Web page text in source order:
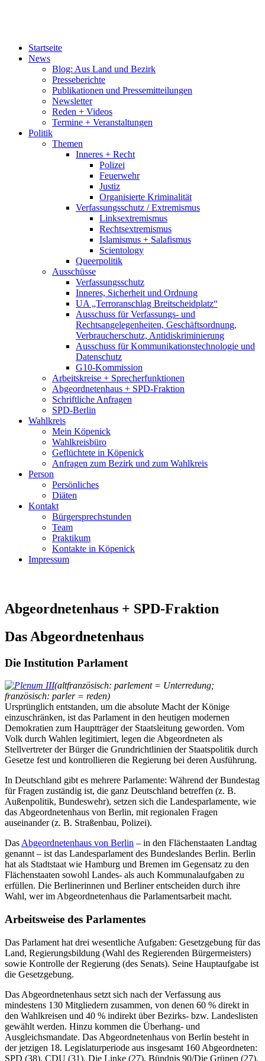
Startseite
News
Blog: Aus Land und Bezirk
Presseberichte
Publikationen und Pressemitteilungen
Newsletter
Reden + Videos
Termine + Veranstaltungen
Politik
Themen
Inneres + Recht
Polizei
Feuerwehr
Justiz
Organisierte Kriminalität
Verfassungsschutz / Extremismus
Linksextremismus
Rechtsextremismus
Islamismus + Salafismus
Scientology
Queerpolitik
Ausschüsse
Verfassungsschutz
Inneres, Sicherheit und Ordnung
UA „Terroranschlag Breitscheidplatz“
Ausschuss für Verfassungs- und
Rechtsangelegenheiten, Geschäftsordnung,
Verbraucherschutz, Antidiskriminierung
Ausschuss für Kommunikationstechnologie und
Datenschutz
G10-Kommission
Arbeitskreise + Sprecherfunktionen
Abgeordnetenhaus + SPD-Fraktion
Schriftliche Anfragen
SPD-Berlin
Wahlkreis
Mein Köpenick
Wahlkreisbüro
Geflüchtete in Köpenick
Anfragen zum Bezirk und zum Wahlkreis
Person
Persönliches
Diäten
Kontakt
Bürgersprechstunden
Team
Praktikum
Kontakte in Köpenick
Impressum
Abgeordnetenhaus + SPD-Fraktion
Das Abgeordnetenhaus
Die Institution Parlament
(altfranzösisch: parlement = Unterredung;
französisch: parler = reden)
Ursprünglich entstanden, um die absolute Macht der Könige
einzuschränken, ist das Parlament in den heutigen modernen
Demokratien zum Hauptträger der Staatsleitung geworden. Vom
Volk durch Wahlen legitimiert, legen die Abgeordneten als
Stellvertreter der Bürger die Grundrichtlinien der Staatspolitik durch
Gesetze fest und kontrollieren die Regierung bei deren Ausführung.
In Deutschland gibt es mehrere Parlamente: Während der Bundestag
für Fragen zuständig ist, die ganz Deutschland betreffen (z. B.
Außenpolitik, Bundeswehr), setzen sich die Landesparlamente, wie
das Abgeordnetenhaus von Berlin, mit regionalen Fragen
auseinander (z. B. Straßenbau, Polizei).
DasAbgeordnetenhaus von Berlin – in den Flächenstaaten Landtag
genannt – ist das Landesparlament des Bundeslandes Berlin. Berlin
hat als Stadtstaat wie Hamburg und Bremen im Gegensatz zu den
Flächenstaaten sowohl Landes- als auch Kommunalaufgaben zu
erfüllen. Die Berlinerinnen und Berliner entscheiden durch ihre
Wahl, wer im Abgeordnetenhaus die Parlamentsarbeit macht.
Arbeitsweise des Parlamentes
Das Parlament hat drei wesentliche Aufgaben: Gesetzgebung für das
Land, Regierungsbildung (Wahl des Regierenden Bürgermeisters)
sowie Kontrolle der Regierung (des Senats). Seine Hauptaufgabe ist
die Gesetzgebung.
Das Abgeordnetenhaus setzt sich nach der Verfassung aus
mindestens 130 Mitgliedern zusammen, von denen 60 % direkt in
den Wahlkreisen und 40 % indirekt über Bezirks- bzw. Landeslisten
gewählt werden. Hinzu kommen die Überhang- und
Ausgleichsmandate. Das Abgeordnetenhaus von Berlin besteht in
der jetzigen 18. Legislaturperiode aus insgesamt 160 Abgeordneten:
SPD (38), CDU (31), Die Linke (27), Bündnis 90/Die Grünen (27),